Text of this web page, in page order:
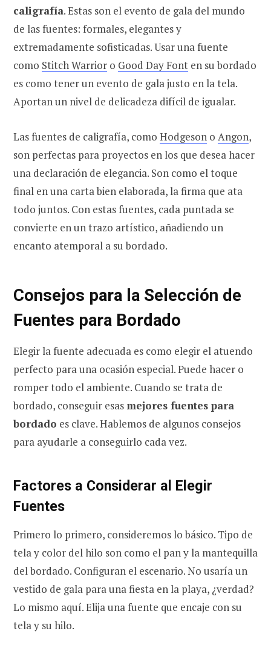
caligrafía. Estas son el evento de gala del mundo
de las fuentes: formales, elegantes y
extremadamente sofisticadas. Usar una fuente
como Stitch Warrior o Good Day Font en su bordado
es como tener un evento de gala justo en la tela.
Aportan un nivel de delicadeza difícil de igualar.
Las fuentes de caligrafía, como Hodgeson o Angon,
son perfectas para proyectos en los que desea hacer
una declaración de elegancia. Son como el toque
final en una carta bien elaborada, la firma que ata
todo juntos. Con estas fuentes, cada puntada se
convierte en un trazo artístico, añadiendo un
encanto atemporal a su bordado.
Consejos para la Selección de
Fuentes para Bordado
Elegir la fuente adecuada es como elegir el atuendo
perfecto para una ocasión especial. Puede hacer o
romper todo el ambiente. Cuando se trata de
bordado, conseguir esas mejores fuentes para
bordado es clave. Hablemos de algunos consejos
para ayudarle a conseguirlo cada vez.
Factores a Considerar al Elegir
Fuentes
Primero lo primero, consideremos lo básico. Tipo de
tela y color del hilo son como el pan y la mantequilla
del bordado. Configuran el escenario. No usaría un
vestido de gala para una fiesta en la playa, ¿verdad?
Lo mismo aquí. Elija una fuente que encaje con su
tela y su hilo.